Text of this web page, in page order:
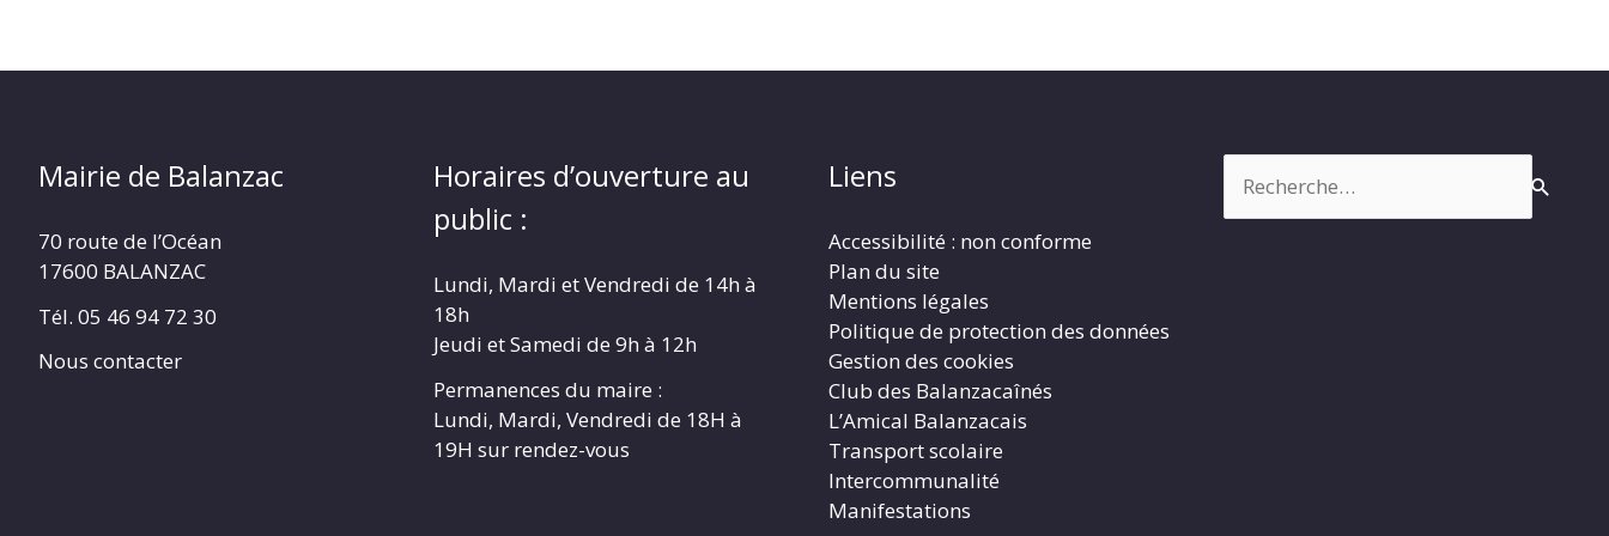
Mairie de Balanzac
70 route de l’Océan
17600 BALANZAC
Tél. 05 46 94 72 30
Nous contacter
Horaires d’ouverture au
public :
Lundi, Mardi et Vendredi de 14h à
18h
Jeudi et Samedi de 9h à 12h
Permanences du maire :
Lundi, Mardi, Vendredi de 18H à
19H sur rendez-vous
Liens
Accessibilité : non conforme
Plan du site
Mentions légales
Politique de protection des données
Gestion des cookies
Club des Balanzacaînés
L’Amical Balanzacais
Transport scolaire
Intercommunalité
Manifestations